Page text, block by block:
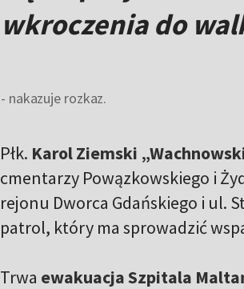
wkroczenia do
- nakazuje rozkaz.
Płk. Karol Ziemski
cmentarzy Powązkowskiego i
rejonu Dworca Gdańskiego i ul.
patrol, który ma sprowadzić
Trwa ewakuacja Szpitala